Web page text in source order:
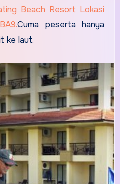
Beach Resort Lokasi
Cuma peserta hanya
ke laut.